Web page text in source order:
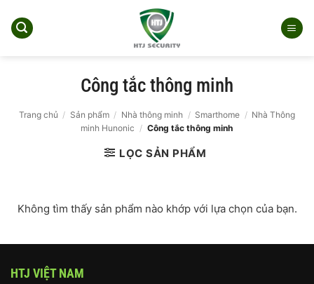
qua
Công tắc thông minh
Trang chủ / Sản phẩm / Nhà thông minh / Smarthome / Nhà Thông
minh Hunonic / Công tắc thông minh
LỌC SẢN PHẨM
Không tìm thấy sản phẩm nào khớp với lựa chọn của bạn.
HTJ VIỆT NAM